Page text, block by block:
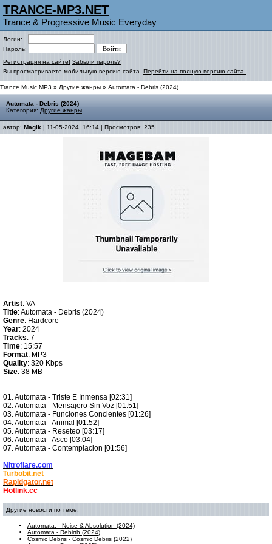
TRANCE-MP3.NET
Trance & Progressive Music Everyday
Логин:
Пароль:
Регистрация на сайте! Забыли пароль?
Вы просматриваете мобильную версию сайта. Перейти на полную версию сайта.
Trance Music MP3 » Другие жанры » Automata - Debris (2024)
Automata - Debris (2024)
Категория: Другие жанры
автор: Magik | 11-05-2024, 16:14 | Просмотров: 235
Artist: VA
Title: Automata - Debris (2024)
Genre: Hardcore
Year: 2024
Tracks: 7
Time: 15:57
Format: MP3
Quality: 320 Kbps
Size: 38 MB
01. Automata - Triste E Inmensa [02:31]
02. Automata - Mensajero Sin Voz [01:51]
03. Automata - Funciones Concientes [01:26]
04. Automata - Animal [01:52]
05. Automata - Reseteo [03:17]
06. Automata - Asco [03:04]
07. Automata - Contemplacion [01:56]
Nitroflare.com
Turbobit.net
Rapidgator.net
Hotlink.cc
Другие новости по теме:
Automata. - Noise & Absolution (2024)
Automata - Rebirth (2024)
Cosmic Debris - Cosmic Debris (2022)